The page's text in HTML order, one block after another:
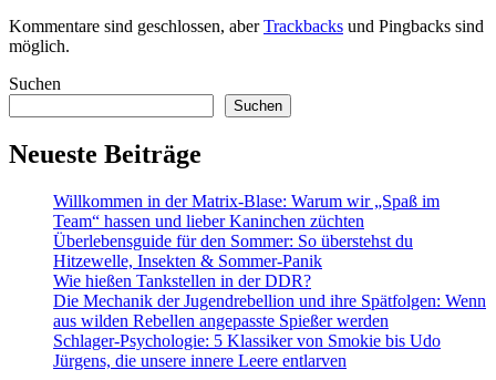
Kommentare sind geschlossen, aberTrackbacks und Pingbacks sind
möglich.
Sidebar
Suchen
Suchen
Neueste Beiträge
Willkommen in der Matrix-Blase: Warum wir „Spaß im
Team“ hassen und lieber Kaninchen züchten
Überlebensguide für den Sommer: So überstehst du
Hitzewelle, Insekten & Sommer-Panik
Wie hießen Tankstellen in der DDR?
Die Mechanik der Jugendrebellion und ihre Spätfolgen: Wenn
aus wilden Rebellen angepasste Spießer werden
Schlager-Psychologie: 5 Klassiker von Smokie bis Udo
Jürgens, die unsere innere Leere entlarven